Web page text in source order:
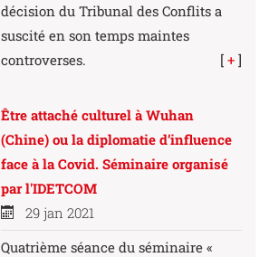
décision du Tribunal des Conflits a
suscité en son temps maintes
controverses.
[ + ]
Être attaché culturel à Wuhan
(Chine) ou la diplomatie d’influence
face à la Covid. Séminaire organisé
par l'IDETCOM
29 jan 2021
Quatrième séance du séminaire «